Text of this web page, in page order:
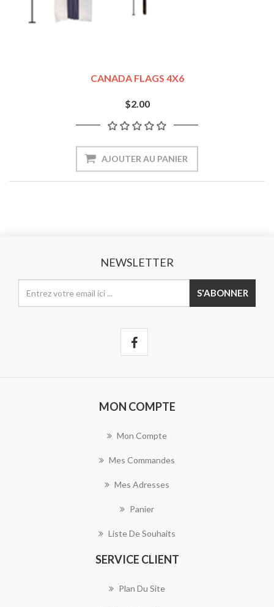
CANADA FLAGS 4X6
$2.00
NEWSLETTER
MON COMPTE
Mon Compte
Mes Commandes
Mes Adresses
Panier
Liste De Souhaits
SERVICE CLIENT
Plan Du Site